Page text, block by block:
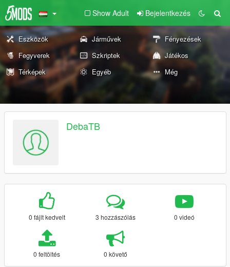
Show Adult Bejelentkezés
Eszközök Járművek
Fényezések
Fegyverek
Szkriptek
Játékos
Térképek
Egyéb Még
DebaTB
0 fájlt kedvelt 3 hozzászólás 0 videó
0 feltöltés 0 követő